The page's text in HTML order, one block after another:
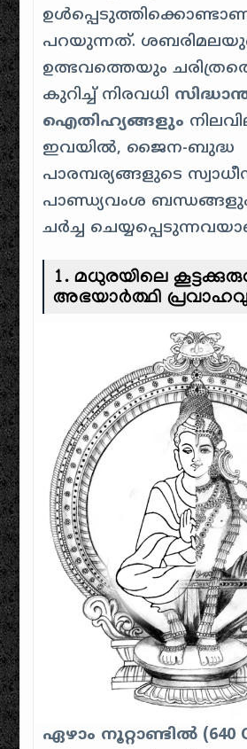
പറയുന്നത്.
ഉത്ഭവത്തെയും
കുറിച്ച് നിരവധി
ഐതിഹ്യങ്ങളും
ഇവയിൽ, ജൈന-ബുദ്ധ
പാരമ്പര്യങ്ങളുടെ
പാണ്ഡ്യവംശ
ചർച്ച
1. മധുരയിലെ
അഭയാർത്ഥി
ഏഴാം നൂറ്റാണ്ടിൽ (640